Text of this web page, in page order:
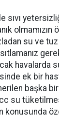
sıvı
olmamızın
su ve
havalarda
ek bir
başka
su
konusunda